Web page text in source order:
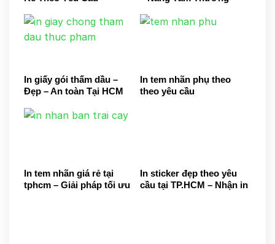
In giấy gói thấm dầu –
Đẹp – An toàn Tại HCM
In tem nhãn phụ theo
theo yêu cầu
In tem nhãn giá rẻ tại
tphcm – Giải pháp tối ưu
In sticker đẹp theo yêu
cầu tại TP.HCM – Nhận in